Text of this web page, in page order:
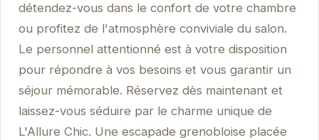
détendez-vous dans le confort de votre chambre
ou profitez de l'atmosphère conviviale du salon.
Le personnel attentionné est à votre disposition
pour répondre à vos besoins et vous garantir un
séjour mémorable. Réservez dès maintenant et
laissez-vous séduire par le charme unique de
L'Allure Chic. Une escapade grenobloise placée